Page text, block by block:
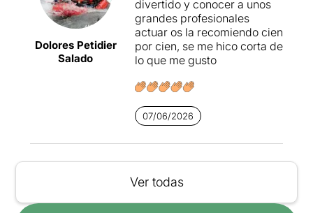
Dolores Petidier
Salado
divertido y conocer a unos
grandes profesionales
actuar os la recomiendo cien
por cien, se me hico corta de
lo que me gusto
07/06/2026
Ver todas